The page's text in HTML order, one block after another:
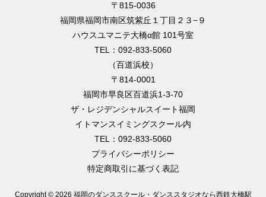
〒815-0036
福岡県福岡市南区筑紫丘１丁目２３−９
ハウスユマニテ大橋α館 101号室
TEL：092-833-5060
（百道浜校）
〒814-0001
福岡市早良区百道浜1-3-70
ザ・レジデンシャルスイート福岡
イトマンスイミングスクール内
TEL：092-833-5060
プライバシーポリシー
特定商取引に基づく表記
Copyright © 2026 福岡のダンススクール・ダンススタジオなら西鉄大橋駅